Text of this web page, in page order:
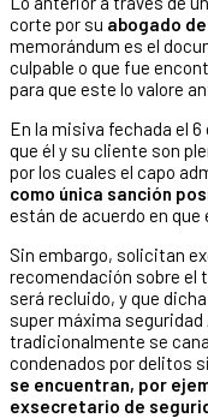
corte por su abogado
memorándum es el
culpable o que fue
para que este lo valore
En la misiva fechada el
que él y su cliente son
por los cuales el capo
como única sanción
están de acuerdo en que
Sin embargo, solicitan
recomendación sobre el
será recluido, y que
super máxima seguridad
tradicionalmente se
condenados por delitos
se encuentran, por
exsecretario de